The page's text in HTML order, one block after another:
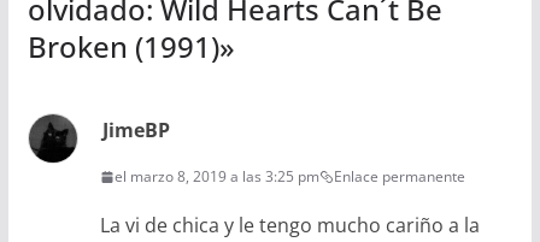
olvidado: Wild Hearts Can´t Be
Broken (1991)»
JimeBP
el marzo 8, 2019 a las 3:25 pm Enlace permanente
La vi de chica y le tengo mucho cariño a la